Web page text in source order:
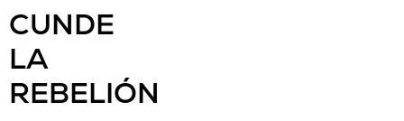
CUNDE
LA
REBELIÓN